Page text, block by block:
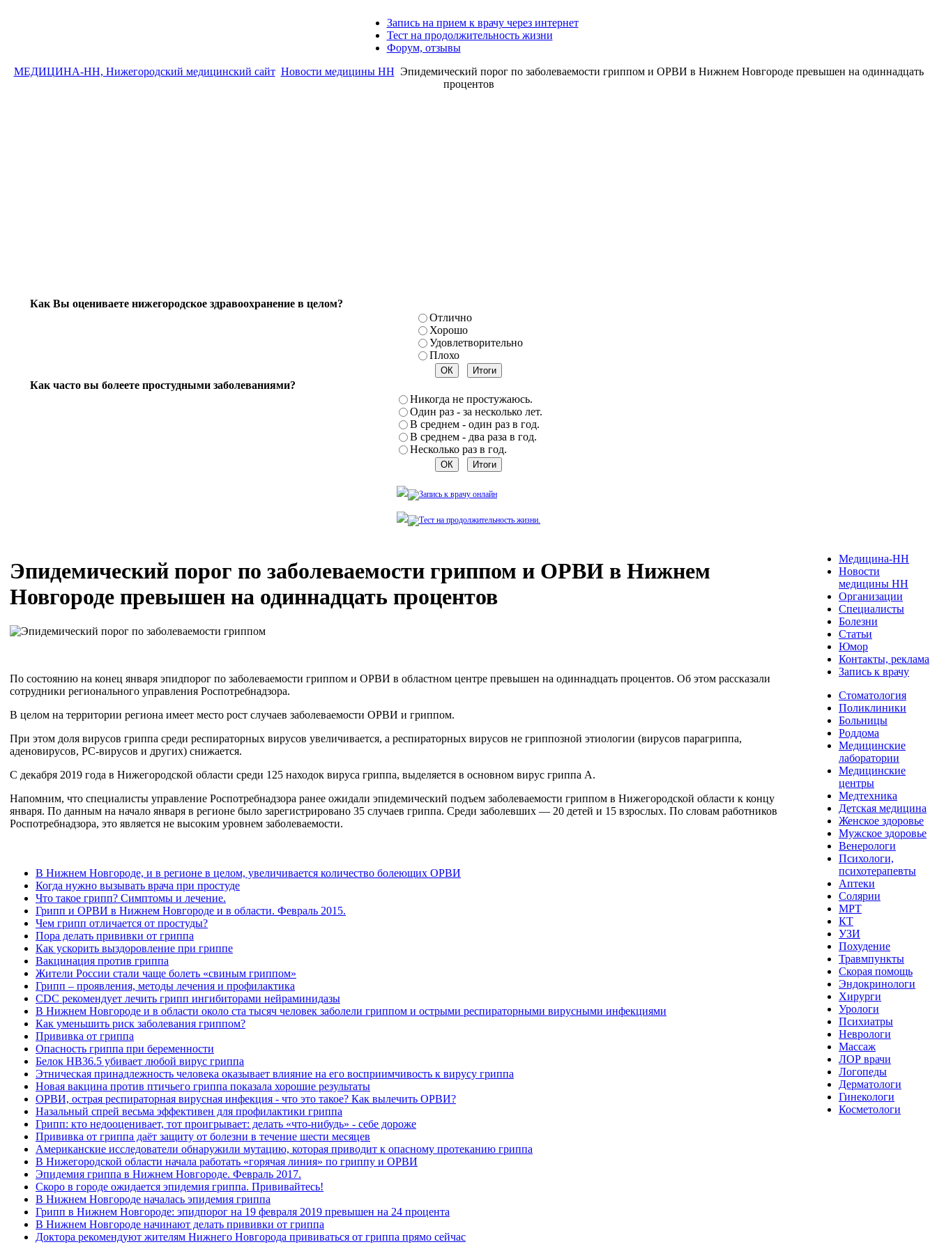
Запись на прием к врачу через интернет
Тест на продолжительность жизни
Форум, отзывы
МЕДИЦИНА-НН, Нижегородский медицинский сайт Новости медицины НН Эпидемический порог по заболеваемости гриппом и ОРВИ в Нижнем Новгороде превышен на одиннадцать
процентов
Как Вы оцениваете нижегородское здравоохранение в целом?
Отлично
Хорошо
Удовлетворительно
Плохо
Как часто вы болеете простудными заболеваниями?
Никогда не простужаюсь.
Один раз - за несколько лет.
В среднем - один раз в год.
В среднем - два раза в год.
Несколько раз в год.
Эпидемический порог по заболеваемости гриппом и ОРВИ в Нижнем
Новгороде превышен на одиннадцать процентов
По состоянию на конец января эпидпорог по заболеваемости гриппом и ОРВИ в областном центре превышен на одиннадцать процентов. Об этом рассказали
сотрудники регионального управления Роспотребнадзора.
В целом на территории региона имеет место рост случаев заболеваемости ОРВИ и гриппом.
При этом доля вирусов гриппа среди респираторных вирусов увеличивается, а респираторных вирусов не гриппозной этиологии (вирусов парагриппа,
аденовирусов, РС-вирусов и других) снижается.
С декабря 2019 года в Нижегородской области среди 125 находок вируса гриппа, выделяется в основном вирус гриппа А.
Напомним, что специалисты управление Роспотребнадзора ранее ожидали эпидемический подъем заболеваемости гриппом в Нижегородской области к концу
января. По данным на начало января в регионе было зарегистрировано 35 случаев гриппа. Среди заболевших — 20 детей и 15 взрослых. По словам работников
Роспотребнадзора, это является не высоким уровнем заболеваемости.
В Нижнем Новгороде, и в регионе в целом, увеличивается количество болеющих ОРВИ
Когда нужно вызывать врача при простуде
Что такое грипп? Симптомы и лечение.
Грипп и ОРВИ в Нижнем Новгороде и в области. Февраль 2015.
Чем грипп отличается от простуды?
Пора делать прививки от гриппа
Как ускорить выздоровление при гриппе
Вакцинация против гриппа
Жители России стали чаще болеть «свиным гриппом»
Грипп – проявления, методы лечения и профилактика
CDC рекомендует лечить грипп ингибиторами нейраминидазы
В Нижнем Новгороде и в области около ста тысяч человек заболели гриппом и острыми респираторными вирусными инфекциями
Как уменьшить риск заболевания гриппом?
Прививка от гриппа
Опасность гриппа при беременности
Белок HB36.5 убивает любой вирус гриппа
Этническая принадлежность человека оказывает влияние на его восприимчивость к вирусу гриппа
Новая вакцина против птичьего гриппа показала хорошие результаты
ОРВИ, острая респираторная вирусная инфекция - что это такое? Как вылечить ОРВИ?
Назальный спрей весьма эффективен для профилактики гриппа
Грипп: кто недооценивает, тот проигрывает: делать «что-нибудь» - себе дороже
Прививка от гриппа даёт защиту от болезни в течение шести месяцев
Американские исследователи обнаружили мутацию, которая приводит к опасному протеканию гриппа
В Нижегородской области начала работать «горячая линия» по гриппу и ОРВИ
Эпидемия гриппа в Нижнем Новгороде. Февраль 2017.
Скоро в городе ожидается эпидемия гриппа. Прививайтесь!
В Нижнем Новгороде началась эпидемия гриппа
Грипп в Нижнем Новгороде: эпидпорог на 19 февраля 2019 превышен на 24 процента
В Нижнем Новгороде начинают делать прививки от гриппа
Доктора рекомендуют жителям Нижнего Новгорода прививаться от гриппа прямо сейчас
Медицина-НН
Новости
медицины НН
Организации
Специалисты
Болезни
Статьи
Юмор
Контакты, реклама
Запись к врачу
Стоматология
Поликлиники
Больницы
Роддома
Медицинские
лаборатории
Медицинские
центры
Медтехника
Детская медицина
Женское здоровье
Мужское здоровье
Венерологи
Психологи,
психотерапевты
Аптеки
Солярии
МРТ
КТ
УЗИ
Похудение
Травмпункты
Скорая помощь
Эндокринологи
Хирурги
Урологи
Психиатры
Неврологи
Массаж
ЛОР врачи
Логопеды
Дерматологи
Гинекологи
Косметологи